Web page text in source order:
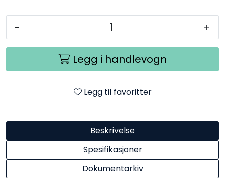
- +
Legg i handlevogn
Legg til favoritter
Beskrivelse
Spesifikasjoner
Dokumentarkiv